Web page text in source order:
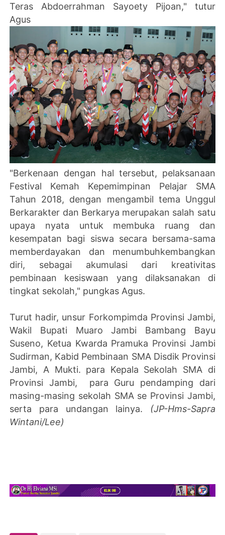
Teras Abdoerrahman Sayoety Pijoan," tutur
Agus
"Berkenaan dengan hal tersebut, pelaksanaan
Festival Kemah Kepemimpinan Pelajar SMA
Tahun 2018, dengan mengambil tema Unggul
Berkarakter dan Berkarya merupakan salah satu
upaya nyata untuk membuka ruang dan
kesempatan bagi siswa secara bersama-sama
memberdayakan dan menumbuhkembangkan
diri, sebagai akumulasi dari kreativitas
pembinaan kesiswaan yang dilaksanakan di
tingkat sekolah," pungkas Agus.
Turut hadir, unsur Forkompimda Provinsi Jambi,
Wakil Bupati Muaro Jambi Bambang Bayu
Suseno, Ketua Kwarda Pramuka Provinsi Jambi
Sudirman, Kabid Pembinaan SMA Disdik Provinsi
Jambi, A Mukti. para Kepala Sekolah SMA di
Provinsi Jambi, para Guru pendamping dari
masing-masing sekolah SMA se Provinsi Jambi,
serta para undangan lainya.
(JP-Hms-Sapra
Wintani/Lee)